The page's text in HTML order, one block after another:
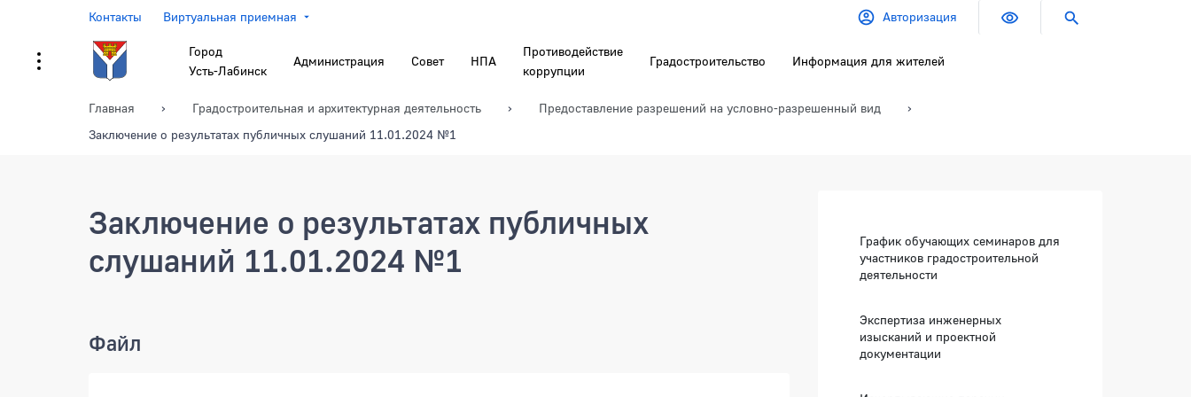
Контакты Виртуальная приемная Авторизация
Город
Усть-Лабинск
Администрация Совет НПА
Противодействие
коррупции
Градостроительство Информация для жителей
Главная Градостроительная и архитектурная деятельность
Предоставление разрешений на условно-разрешенный вид
Заключение о результатах публичных слушаний 11.01.2024 №1
Заключение о результатах публичных
слушаний 11.01.2024 №1
Заключение о результатах публичных слушаний 11.01.2024 №1
Файл
График обучающих семинаров для
участников градостроительной
деятельности
Экспертиза инженерных
изысканий и проектной
документации